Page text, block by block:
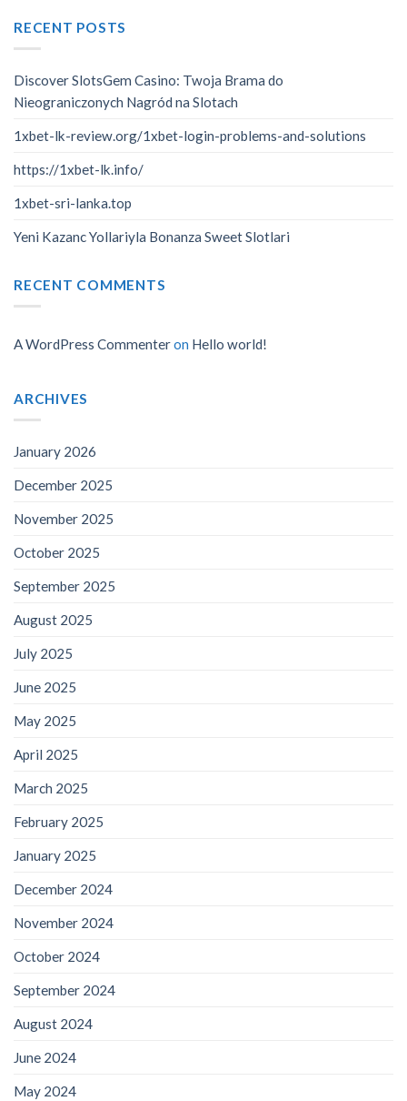
RECENT POSTS
Discover SlotsGem Casino: Twoja Brama do
Nieograniczonych Nagród na Slotach
1xbet-lk-review.org/1xbet-login-problems-and-solutions
https://1xbet-lk.info/
1xbet-sri-lanka.top
Yeni Kazanc Yollariyla Bonanza Sweet Slotlari
RECENT COMMENTS
A WordPress Commenteron Hello world!
ARCHIVES
January 2026
December 2025
November 2025
October 2025
September 2025
August 2025
July 2025
June 2025
May 2025
April 2025
March 2025
February 2025
January 2025
December 2024
November 2024
October 2024
September 2024
August 2024
June 2024
May 2024